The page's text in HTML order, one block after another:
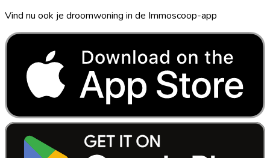
Vind nu ook je droomwoning in de Immoscoop-app